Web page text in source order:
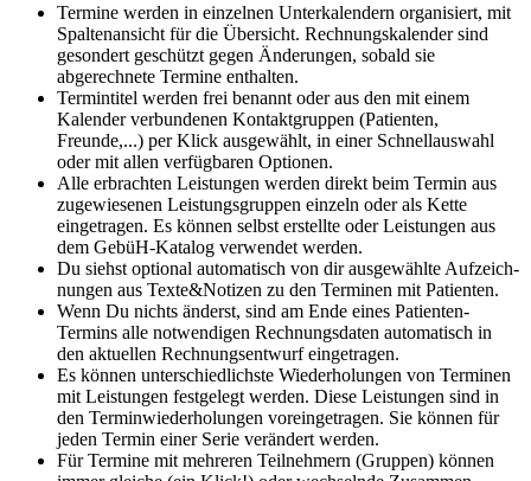
Termine werden in einzelnen Unterkalendern organisiert, mit
Spaltenansicht für die Übersicht. Rechnungs­kalender sind
gesondert geschützt gegen Änderungen, sobald sie
abgerechnete Termine enthalten.
Termintitel werden frei benannt oder aus den mit einem
Kalender verbundenen Kontaktgruppen (Patienten,
Freunde,...) per Klick ausgewählt, in einer Schnellauswahl
oder mit allen verfügbaren Optionen.
Alle erbrachten Leistungen werden direkt beim Termin aus
zugewiesenen Leistungsgruppen einzeln oder als Kette
eingetragen. Es können selbst erstellte oder Leistungen aus
dem GebüH-Katalog verwendet werden.
Du siehst optional automatisch von dir ausgewählte Auf­zeich­
nungen aus Texte&Notizen zu den Terminen mit Patienten.
Wenn Du nichts änderst, sind am Ende eines Patienten-
Termins alle notwendigen Rechnungsdaten automatisch in
den aktuellen Rechnungsentwurf eingetragen.
Es können unterschiedlichste Wiederholungen von Terminen
mit Leistungen festgelegt werden. Diese Leistungen sind in
den Terminwiederholungen vorein­getragen. Sie können für
jeden Termin einer Serie verändert werden.
Für Termine mit mehreren Teilnehmern (Gruppen) können